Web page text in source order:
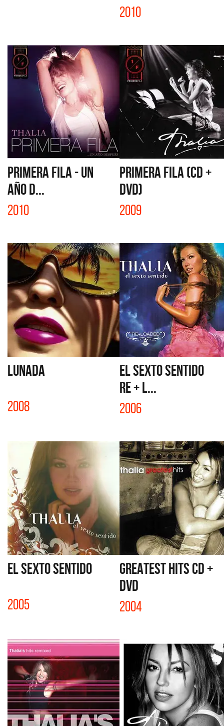
2010
PRIMERA FILA - UN
AÑO D...
2010
PRIMERA FILA (CD +
DVD)
2009
LUNADA
2008
EL SEXTO SENTIDO
RE + L...
2006
EL SEXTO SENTIDO
2005
GREATEST HITS CD +
DVD
2004